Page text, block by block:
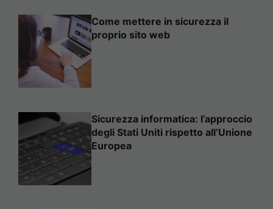
Come mettere in sicurezza il
proprio sito web
Sicurezza informatica: l’approccio
degli Stati Uniti rispetto all’Unione
Europea